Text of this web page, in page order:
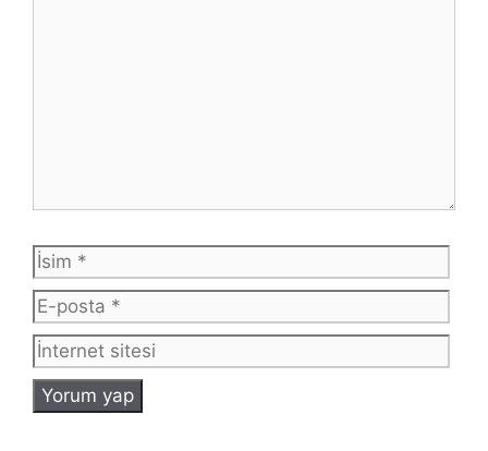
İsim